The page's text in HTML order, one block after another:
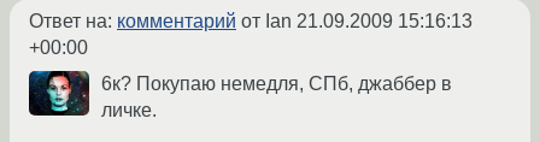
Ответ на: комментарий от Ian 21.09.2009 15:16:13
+00:00
6к? Покупаю немедля, СПб, джаббер в
личке.